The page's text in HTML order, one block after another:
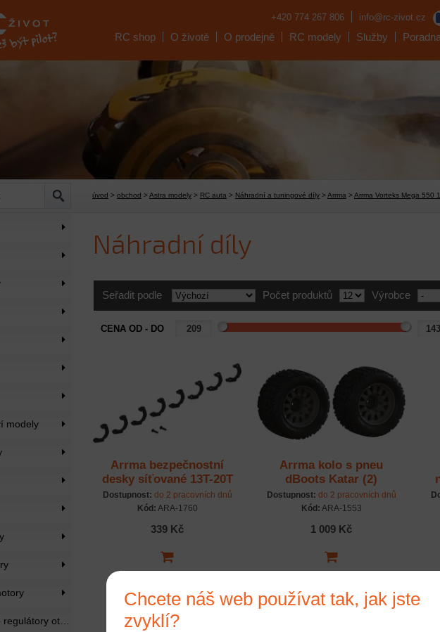
+420 774 267 806 info@rc-zivot.cz
RC shop O životě O prodejně RC modely Služby Poradna
úvod > obchod >Astra modely > RC auta > Náhradní a tuningové díly >Arrma >Arrma Vorteks Mega 550
modely
Náhradní díly
Seřadit podle Počet produktů Výrobce
CENA OD - DO
Arrma bezpečnostní
desky síťované 13T-20T
Dostupnost: do 2 pracovních dnů
Kód: ARA-1760
339 Kč
Arrma kolo s pneu
dBoots Katar (2)
Dostupnost: do 2 pracovních dnů
Kód: ARA-1553
1 009 Kč
Chcete náš web používat tak, jak jste
zvyklí?